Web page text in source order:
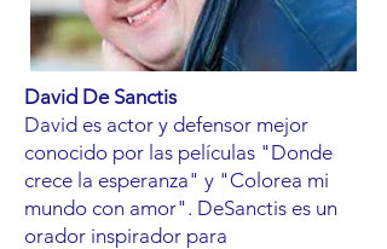
David De Sanctis
David es actor y defensor mejor
conocido por las películas "Donde
crece la esperanza" y "Colorea mi
mundo con amor". DeSanctis es un
orador inspirador para